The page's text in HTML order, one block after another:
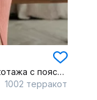
Платье из трикотажа с поясом, V-образным вырезом и длинным рукавом
1002 терракот